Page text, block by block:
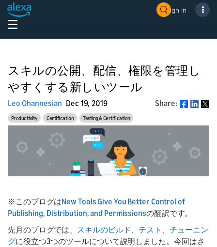
Sign In
スキルの公開、配信、権限を管理し
やすくする新しいツール
Leo Ohannesian Dec 19, 2019 Share: Share
Productivity Certification Testing & Certification
※このブログはNew Tools Give You Better Control of
Publishing, Distribution, and Permissionsの翻訳です。
先月のブログでは、 スキルのビルド、テスト、チューニン
グに役立つ3つのツールについて説明しました。今回はさ